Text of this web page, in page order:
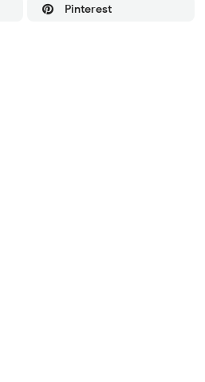
Pinterest